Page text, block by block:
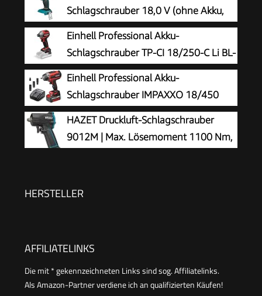
Schlagschrauber 18,0 V (ohne Akku,
ohne Ladegerät)
Einhell Professional Akku-
Schlagschrauber TP-CI 18/250-C Li BL-
Solo
Einhell Professional Akku-
Schlagschrauber IMPAXXO 18/450
(1x4,0Ah)
HAZET Druckluft-Schlagschrauber
9012M | Max. Lösemoment 1100 Nm,
Lösen von Schrauben
HERSTELLER
AFFILIATELINKS
Die mit * gekennzeichneten Links sind sog. Affiliatelinks.
Als Amazon-Partner verdiene ich an qualifizierten Käufen!